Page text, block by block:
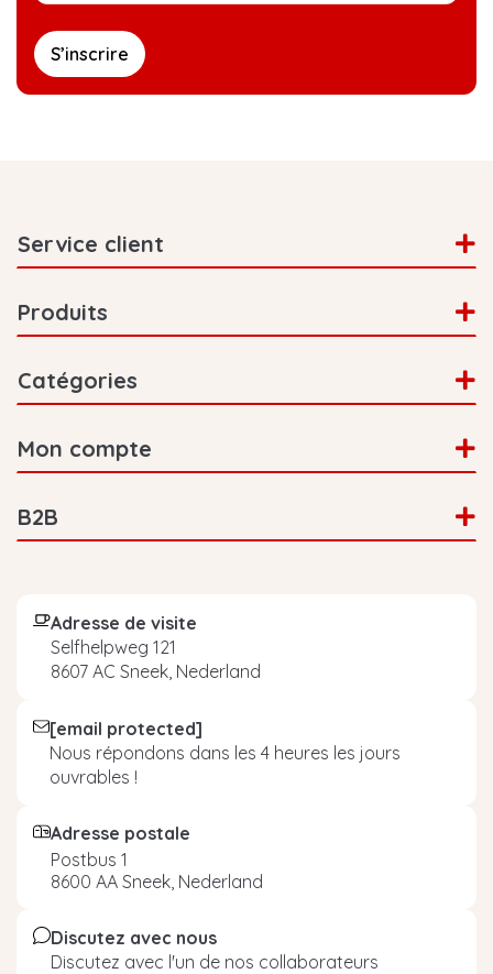
de dissiper vos doutes. Curieux de découvrir le
blog ? N'hésitez pas à y jeter un œil. Vous avez
peut-être une bonne idée de blog ou il y a
quelque chose que vous ne savez pas encore ?
S’inscrire
Service client
Produits
Catégories
Mon compte
B2B
Adresse de visite
Selfhelpweg 121
8607 AC Sneek, Nederland
[email protected]
Nous répondons dans les 4 heures les jours
ouvrables !
Adresse postale
Postbus 1
8600 AA Sneek, Nederland
Discutez avec nous
Discutez avec l'un de nos collaborateurs